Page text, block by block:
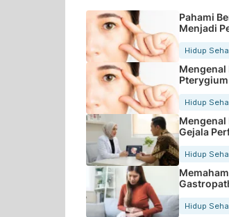
Pahami
Menjadi
Hidup
Mengenal
Hidup
Mengenal
Gejala
Tubuh
Hidup
Rekam
Hidup